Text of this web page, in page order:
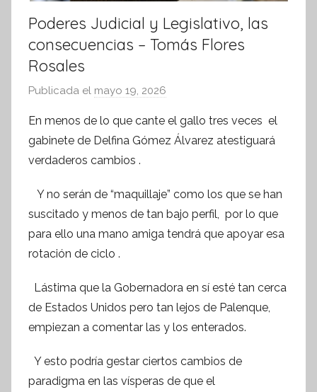
Poderes Judicial y Legislativo, las
consecuencias – Tomás Flores
Rosales
Publicada el mayo 19, 2026
r
S
e
s
I
n
f
r
m
En menos de lo que cante el gallo tres veces el
gabinete de Delfina Gómez Álvarez atestiguará
verdaderos cambios .
Y no serán de “maquillaje” como los que se han
suscitado y menos de tan bajo perfil, por lo que
para ello una mano amiga tendrá que apoyar esa
rotación de ciclo .
Lástima que la Gobernadora en sí esté tan cerca
de Estados Unidos pero tan lejos de Palenque,
empiezan a comentar las y los enterados.
Y esto podría gestar ciertos cambios de
paradigma en las vísperas de que el